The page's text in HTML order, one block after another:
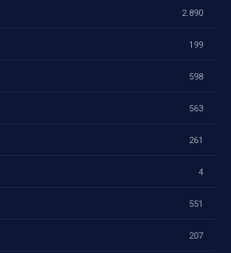
2.890
199
598
563
261
4
551
207